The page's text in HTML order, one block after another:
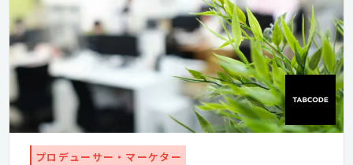
プロデューサー・マーケター